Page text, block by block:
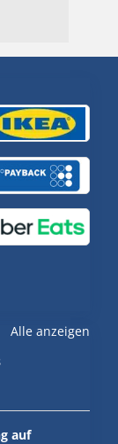
Alle anzeigen
auf